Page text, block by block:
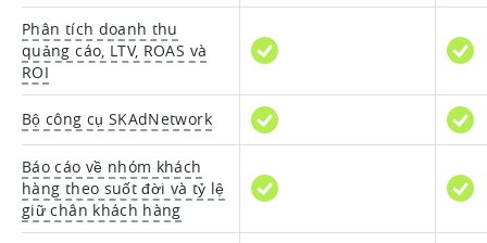
Phân tích doanh thu
quảng cáo, LTV, ROAS và
ROI
Bộ công cụ SKAdNetwork
Báo cáo về nhóm khách
hàng theo suốt đời và tỷ lệ
giữ chân khách hàng